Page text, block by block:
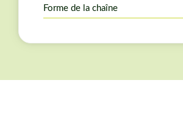
Forme de la chaîne